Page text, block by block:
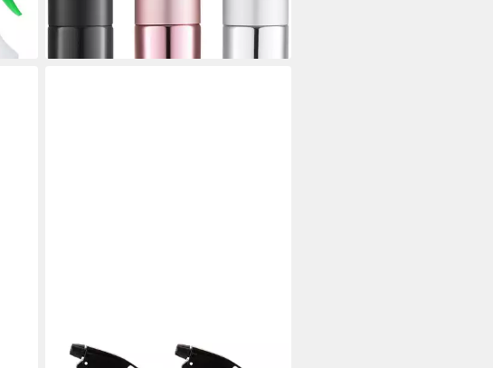
Sprühflasche 2 Stk Sprühflaschen